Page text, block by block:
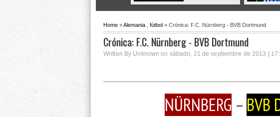
Home »Alemania fútbol » Crónica: F.C. Nürnberg - BVB Dortmund
Crónica: F.C. Nürnberg - BVB Dortmund
Written By Unknown on sábado, 21 de septiembre de 2013 |
NÜRNBERG – BVB